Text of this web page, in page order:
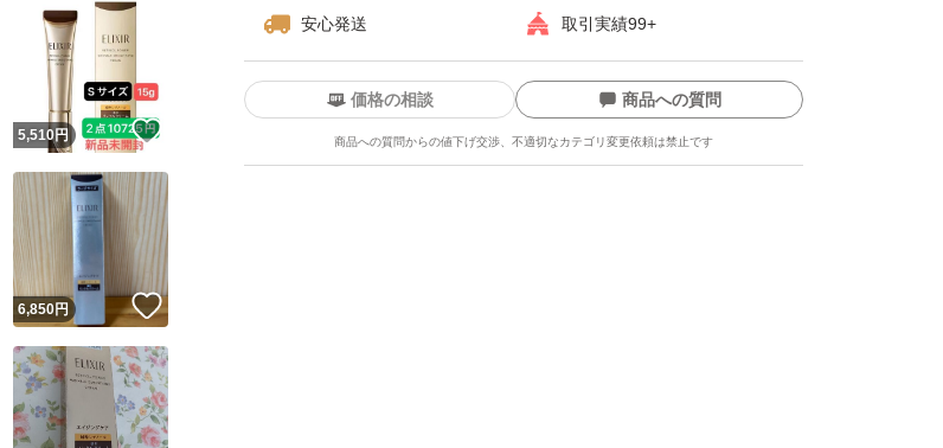
安心発送 取引実績99+
価格の相談 商品への質問
商品への質問からの値下げ交渉、不適切なカテゴリ変更依頼は禁止です
いね！
5,510円
いいね！
6,850円 いいね！